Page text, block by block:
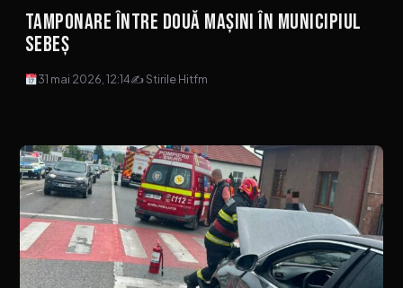
Tamponare între două mașini în Municipiul
Sebeș
31 mai 2026, 12:14✍ Stirile Hitfm